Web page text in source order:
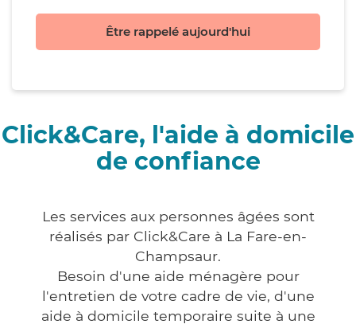
Être rappelé aujourd'hui
Click&Care, l'aide à domicile
de confiance
Les services aux personnes âgées sont
réalisés par Click&Care à La Fare-en-
Champsaur.
Besoin d'une aide ménagère pour
l'entretien de votre cadre de vie, d'une
aide à domicile temporaire suite à une